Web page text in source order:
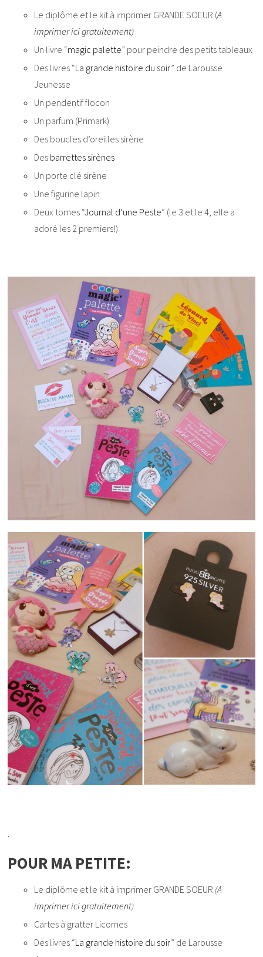
Le diplôme et le kit à imprimer GRANDE SOEUR (A
imprimer ici gratuitement)
Un livre “magic palette” pour peindre des petits tableaux
Des livres “La grande histoire du soir” de Larousse
Jeunesse
Un pendentif flocon
Un parfum (Primark)
Des boucles d’oreilles sirène
Des barrettes sirènes
Un porte clé sirène
Une figurine lapin
Deux tomes “Journal d’une Peste” (le 3 et le 4, elle a
adoré les 2 premiers!)
POUR MA PETITE:
Le diplôme et le kit à imprimer GRANDE SOEUR (A
imprimer ici gratuitement)
Cartes à gratter Licornes
Des livres “La grande histoire du soir” de Larousse